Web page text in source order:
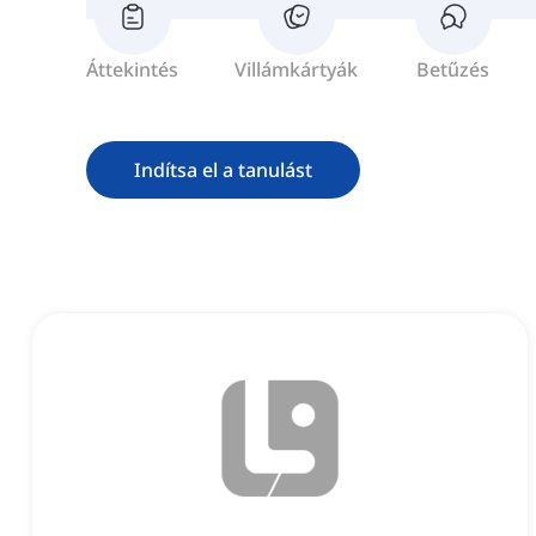
Áttekintés Villámkártyák Betűzés
Indítsa el a tanulást